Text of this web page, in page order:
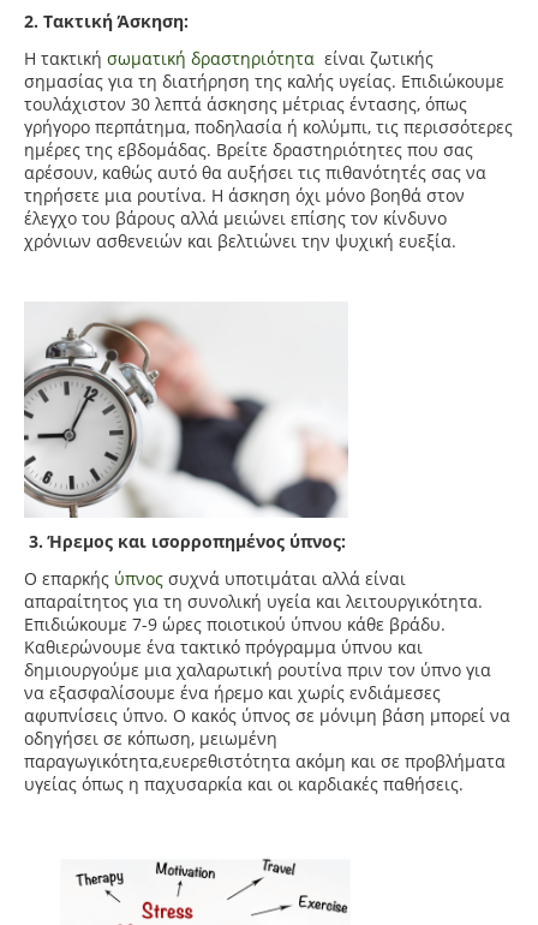
2. Τακτική Άσκηση:
Η τακτική σωματική δραστηριότητα είναι ζωτικής
σημασίας για τη διατήρηση της καλής υγείας. Επιδιώκουμε
τουλάχιστον 30 λεπτά άσκησης μέτριας έντασης, όπως
γρήγορο περπάτημα, ποδηλασία ή κολύμπι, τις περισσότερες
ημέρες της εβδομάδας. Βρείτε δραστηριότητες που σας
αρέσουν, καθώς αυτό θα αυξήσει τις πιθανότητές σας να
τηρήσετε μια ρουτίνα. Η άσκηση όχι μόνο βοηθά στον
έλεγχο του βάρους αλλά μειώνει επίσης τον κίνδυνο
χρόνιων ασθενειών και βελτιώνει την ψυχική ευεξία.
3. Ήρεμος και ισορροπημένος ύπνος:
Ο επαρκής ύπνος συχνά υποτιμάται αλλά είναι
απαραίτητος για τη συνολική υγεία και λειτουργικότητα.
Επιδιώκουμε 7-9 ώρες ποιοτικού ύπνου κάθε βράδυ.
Καθιερώνουμε ένα τακτικό πρόγραμμα ύπνου και
δημιουργούμε μια χαλαρωτική ρουτίνα πριν τον ύπνο για
να εξασφαλίσουμε ένα ήρεμο και χωρίς ενδιάμεσες
αφυπνίσεις ύπνο. Ο κακός ύπνος σε μόνιμη βάση μπορεί να
οδηγήσει σε κόπωση, μειωμένη
παραγωγικότητα,ευερεθιστότητα ακόμη και σε προβλήματα
υγείας όπως η παχυσαρκία και οι καρδιακές παθήσεις.